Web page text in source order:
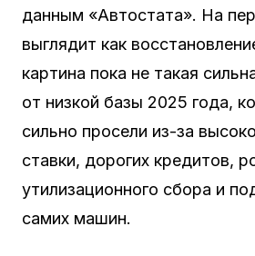
данным «Автостата». На
выглядит как
картина пока не такая
от низкой базы 2025 года,
сильно просели из-за
ставки, дорогих кредитов,
утилизационного сбора и
самих машин.